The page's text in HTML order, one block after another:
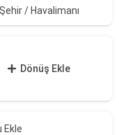
Şehir / Havalimanı
Dönüş Ekle
Ekle